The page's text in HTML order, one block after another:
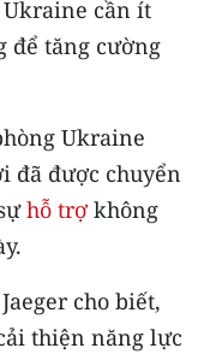
cần ít
để tăng cường
Ukraine
đã được chuyển
hỗ trợ không
cho biết,
thiện năng lực